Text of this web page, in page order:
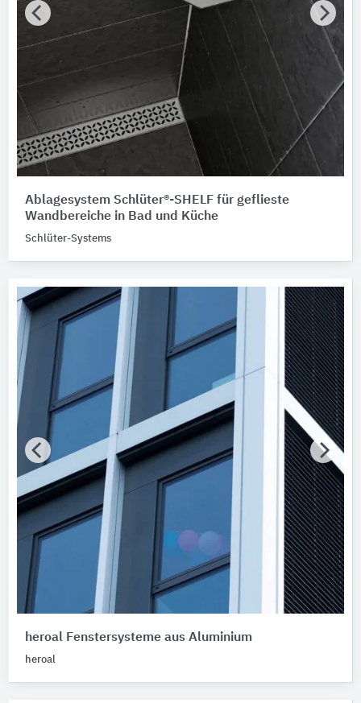
Ablagesystem Schlüter®-SHELF für geflieste
Wandbereiche in Bad und Küche
Schlüter-Systems
heroal Fenstersysteme aus Aluminium
heroal